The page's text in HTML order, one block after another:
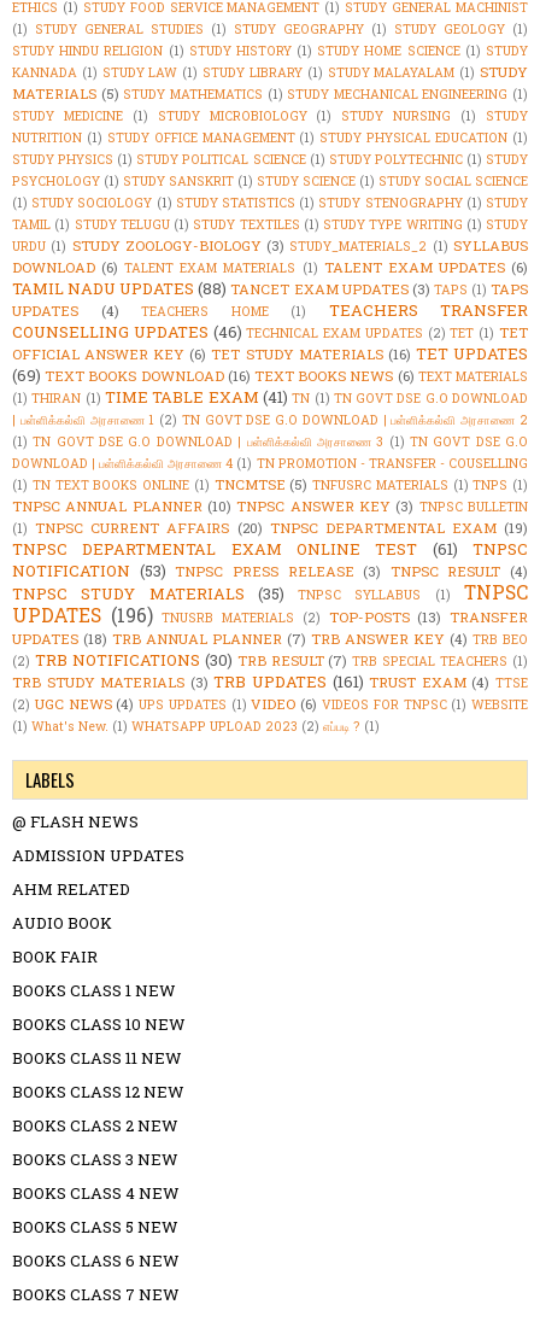
ETHICS (1) STUDY FOOD SERVICE MANAGEMENT (1) STUDY GENERAL MACHINIST
(1) STUDY GENERAL STUDIES (1) STUDY GEOGRAPHY (1) STUDY GEOLOGY (1)
STUDY HINDU RELIGION (1) STUDY HISTORY (1) STUDY HOME SCIENCE (1) STUDY
KANNADA (1) STUDY LAW (1) STUDY LIBRARY (1) STUDY MALAYALAM (1) STUDY
MATERIALS (5) STUDY MATHEMATICS (1) STUDY MECHANICAL ENGINEERING (1)
STUDY MEDICINE
(1) STUDY MICROBIOLOGY (1) STUDY NURSING (1)
STUDY
NUTRITION (1) STUDY OFFICE MANAGEMENT (1) STUDY PHYSICAL EDUCATION (1)
STUDY PHYSICS (1) STUDY POLITICAL SCIENCE (1) STUDY POLYTECHNIC (1) STUDY
PSYCHOLOGY (1) STUDY SANSKRIT (1) STUDY SCIENCE (1) STUDY SOCIAL SCIENCE
(1) STUDY SOCIOLOGY (1) STUDY STATISTICS (1) STUDY STENOGRAPHY (1) STUDY
TAMIL (1) STUDY TELUGU (1) STUDY TEXTILES (1) STUDY TYPE WRITING (1) STUDY
URDU (1) STUDY ZOOLOGY-BIOLOGY (3) STUDY_MATERIALS_2 (1) SYLLABUS
DOWNLOAD (6) TALENT EXAM MATERIALS (1) TALENT EXAM UPDATES (6)
TAMIL NADU UPDATES (88) TANCET EXAM UPDATES (3) TAPS (1) TAPS
UPDATES
(4) TEACHERS HOME (1)
TEACHERS TRANSFER
COUNSELLING UPDATES (46) TECHNICAL EXAM UPDATES (2) TET (1) TET
OFFICIAL ANSWER KEY (6) TET STUDY MATERIALS (16) TET UPDATES
(69) TEXT BOOKS DOWNLOAD (16) TEXT BOOKS NEWS (6) TEXT MATERIALS
(1) THIRAN (1) TIME TABLE EXAM (41) TN (1) TN GOVT DSE G.O DOWNLOAD
| பள்ளிக்கல்வி அரசாணை 1 (2) TN GOVT DSE G.O DOWNLOAD | பள்ளிக்கல்வி அரசாணை 2
(1) TN GOVT DSE G.O DOWNLOAD | பள்ளிக்கல்வி அரசாணை 3 (1) TN GOVT DSE G.O
DOWNLOAD | பள்ளிக்கல்வி அரசாணை 4 (1) TN PROMOTION - TRANSFER - COUSELLING
(1) TN TEXT BOOKS ONLINE (1) TNCMTSE (5) TNFUSRC MATERIALS (1) TNPS (1)
TNPSC ANNUAL PLANNER (10) TNPSC ANSWER KEY (3) TNPSC BULLETIN
(1) TNPSC CURRENT AFFAIRS (20) TNPSC DEPARTMENTAL EXAM (19)
TNPSC DEPARTMENTAL EXAM ONLINE TEST (61)
TNPSC
NOTIFICATION (53) TNPSC PRESS RELEASE (3) TNPSC RESULT (4)
TNPSC STUDY MATERIALS (35) TNPSC SYLLABUS (1)
TNPSC
UPDATES (196) TNUSRB MATERIALS (2) TOP-POSTS (13) TRANSFER
UPDATES (18) TRB ANNUAL PLANNER (7) TRB ANSWER KEY (4) TRB BEO
(2) TRB NOTIFICATIONS (30) TRB RESULT (7) TRB SPECIAL TEACHERS (1)
TRB STUDY MATERIALS (3) TRB UPDATES (161) TRUST EXAM (4) TTSE
(2) UGC NEWS (4) UPS UPDATES (1) VIDEO (6) VIDEOS FOR TNPSC (1) WEBSITE
(1) What's New. (1) WHATSAPP UPLOAD 2023 (2) எப்படி ? (1)
LABELS
@ FLASH NEWS
ADMISSION UPDATES
AHM RELATED
AUDIO BOOK
BOOK FAIR
BOOKS CLASS 1 NEW
BOOKS CLASS 10 NEW
BOOKS CLASS 11 NEW
BOOKS CLASS 12 NEW
BOOKS CLASS 2 NEW
BOOKS CLASS 3 NEW
BOOKS CLASS 4 NEW
BOOKS CLASS 5 NEW
BOOKS CLASS 6 NEW
BOOKS CLASS 7 NEW